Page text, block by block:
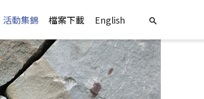
活動集錦 檔案下載 English